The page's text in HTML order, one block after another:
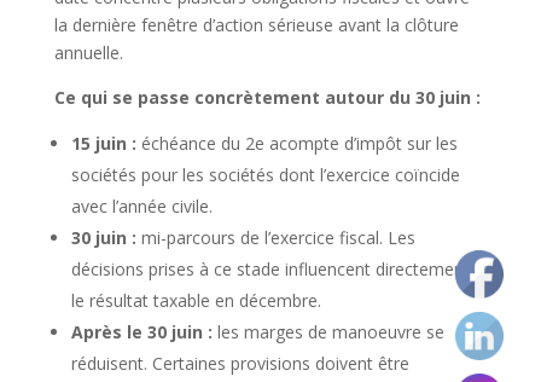
la dernière fenêtre d’action sérieuse avant la clôture
annuelle.
Ce qui se passe concrètement autour du 30 juin :
15 juin : échéance du 2e acompte d’impôt sur les
sociétés pour les sociétés dont l’exercice coïncide
avec l’année civile.
30 juin : mi-parcours de l’exercice fiscal. Les
décisions prises à ce stade influencent directement
le résultat taxable en décembre.
Après le 30 juin : les marges de manoeuvre se
réduisent. Certaines provisions doivent être